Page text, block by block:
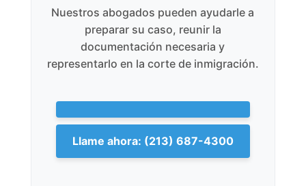
Nuestros abogados pueden ayudarle a
preparar su caso, reunir la
documentación necesaria y
representarlo en la corte de inmigración.
Llame ahora: (213) 687-4300